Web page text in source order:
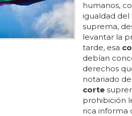
humanos,
igualdad del
suprema,
levantar la
tarde, esa
debían
derechos
notariado
corte
prohibición
rica informa